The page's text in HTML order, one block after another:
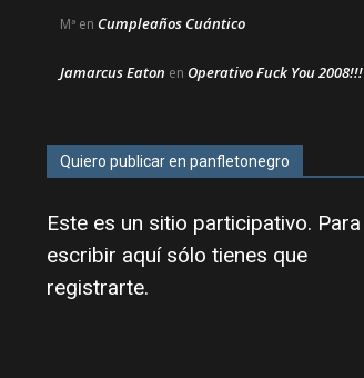
Mª en Cumpleaños Cuántico
Jamarcus Eaton en Operativo Fuck You 2008!!!
Quiero publicar en panfletonegro
Este es un sitio participativo. Para
escribir aquí sólo tienes que
registrarte.